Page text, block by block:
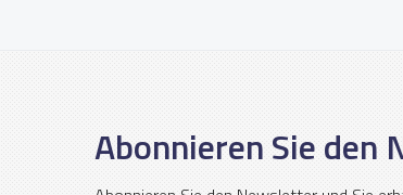
Abonnieren Sie den